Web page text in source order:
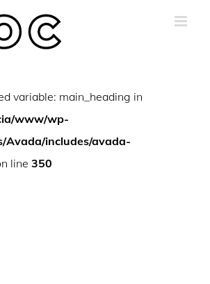
variable: main_heading in
www/wp-
Avada/includes/avada-
line 350